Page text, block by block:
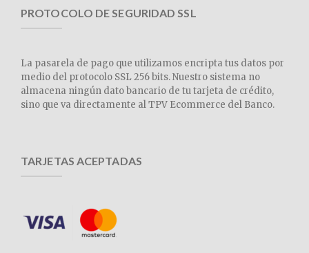
PROTOCOLO DE SEGURIDAD SSL
La pasarela de pago que utilizamos encripta tus datos por
medio del protocolo SSL 256 bits. Nuestro sistema no
almacena ningún dato bancario de tu tarjeta de crédito,
sino que va directamente al TPV Ecommerce del Banco.
TARJETAS ACEPTADAS